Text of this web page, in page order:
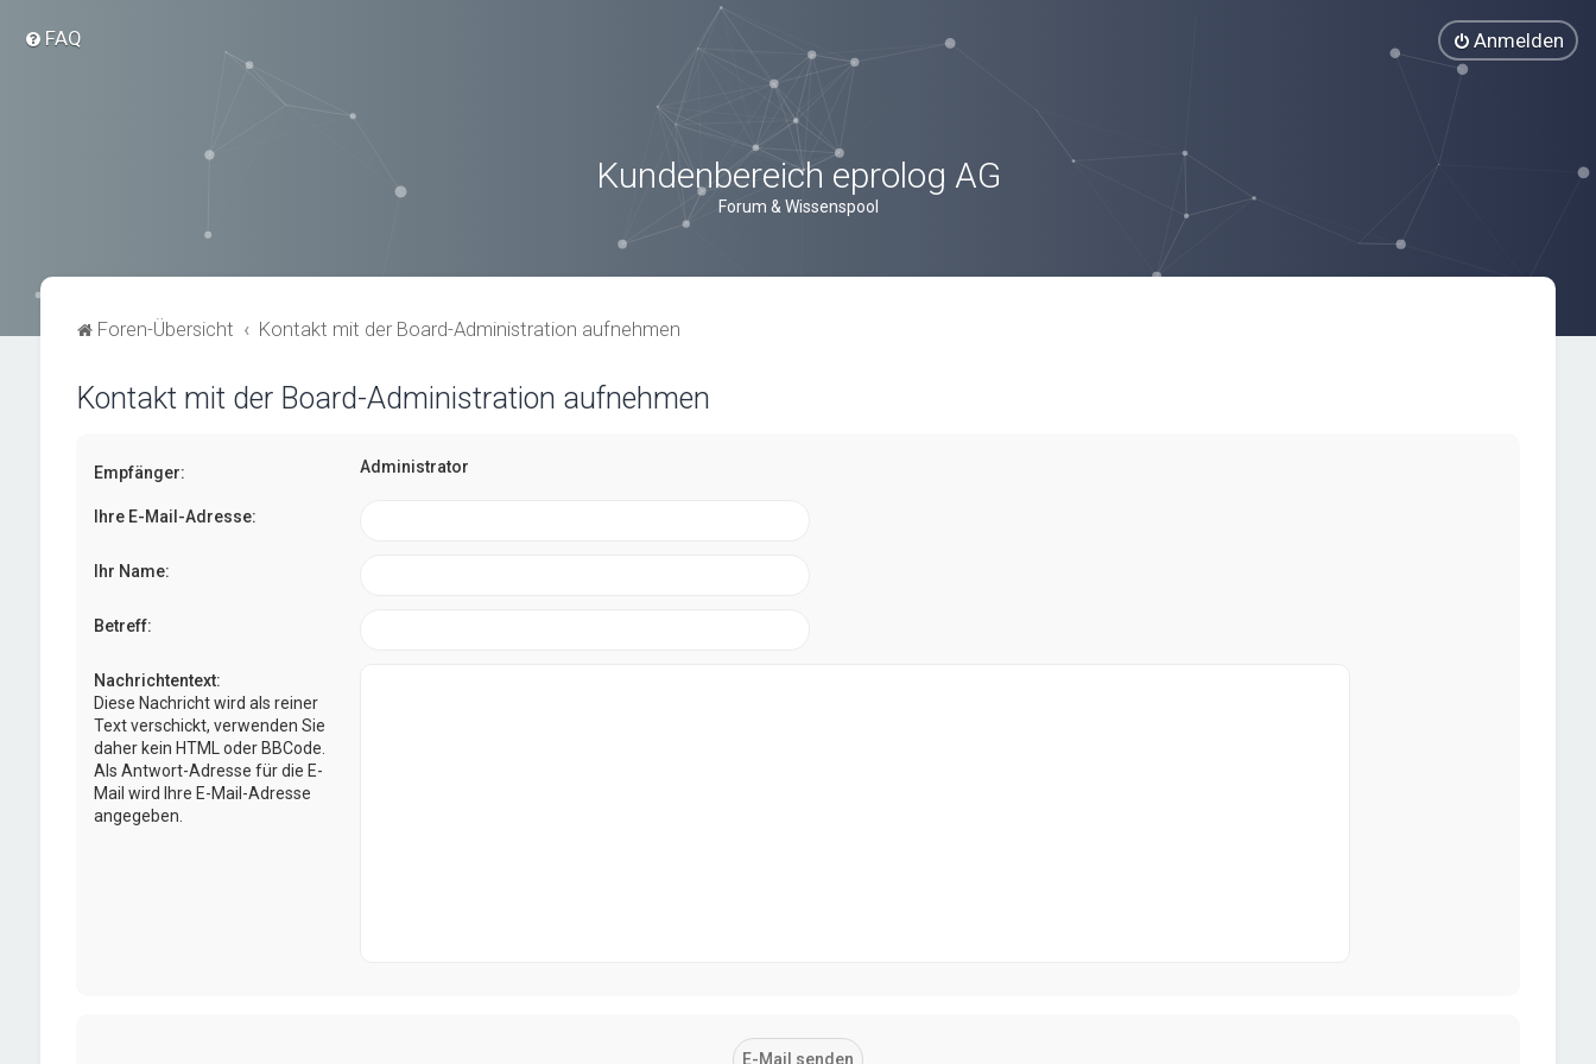
FAQ Anmelden
Kundenbereich eprolog AG
Forum & Wissenspool
Foren-Übersicht Kontakt mit der Board-Administration aufnehmen
Kontakt mit der Board-Administration aufnehmen
Empfänger: Administrator
Ihre E-Mail-Adresse:
Ihr Name:
Betreff:
Nachrichtentext:
Diese Nachricht wird als reiner
Text verschickt, verwenden Sie
daher kein HTML oder BBCode.
Als Antwort-Adresse für die E-
Mail wird Ihre E-Mail-Adresse
angegeben.